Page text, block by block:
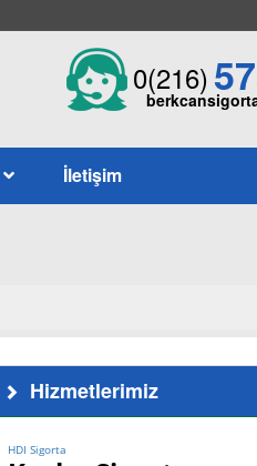
0(216)
İletişim
Hizmetlerimiz
HDI Sigorta